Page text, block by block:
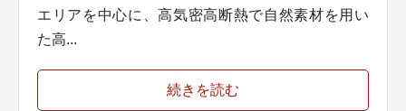
エリアを中心に、高気密高断熱で自然素材を用い
た高...
続きを読む